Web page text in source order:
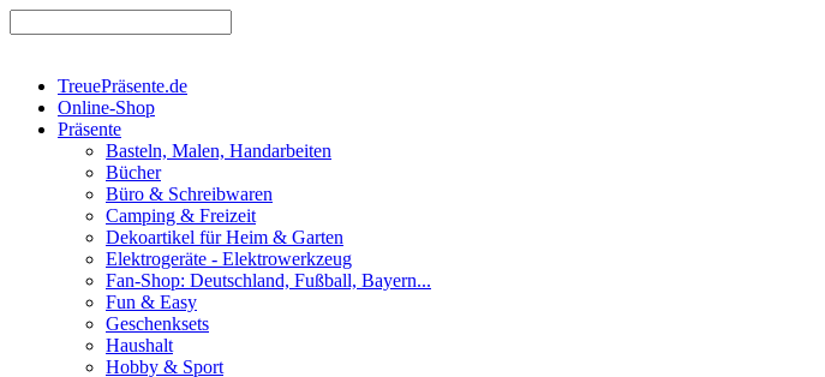
TreuePräsente.de
Online-Shop
Präsente
Basteln, Malen, Handarbeiten
Bücher
Büro & Schreibwaren
Camping & Freizeit
Dekoartikel für Heim & Garten
Elektrogeräte - Elektrowerkzeug
Fan-Shop: Deutschland, Fußball, Bayern...
Fun & Easy
Geschenksets
Haushalt
Hobby & Sport